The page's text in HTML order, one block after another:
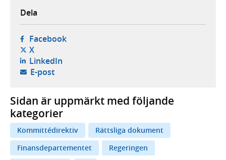
Dela
Facebook- öppnas i ny flik, extern webbplats,
X- öppnas i ny flik, extern webbplats,
LinkedIn- öppnas i ny flik, extern webbplats,
E-post- öppnar din e-postklient,
Sidan är uppmärkt med följande
kategorier
Kommittédirektiv
Rättsliga dokument
Finansdepartementet
Regeringen